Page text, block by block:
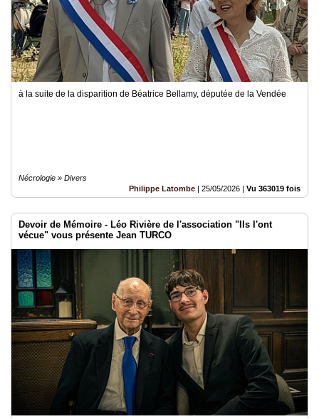
à la suite de la disparition de Béatrice Bellamy, députée de la Vendée
Nécrologie » Divers
Philippe Latombe | 25/05/2026 | Vu 363019 fois
Devoir de Mémoire - Léo Rivière de l'association "Ils l'ont
vécue" vous présente Jean TURCO